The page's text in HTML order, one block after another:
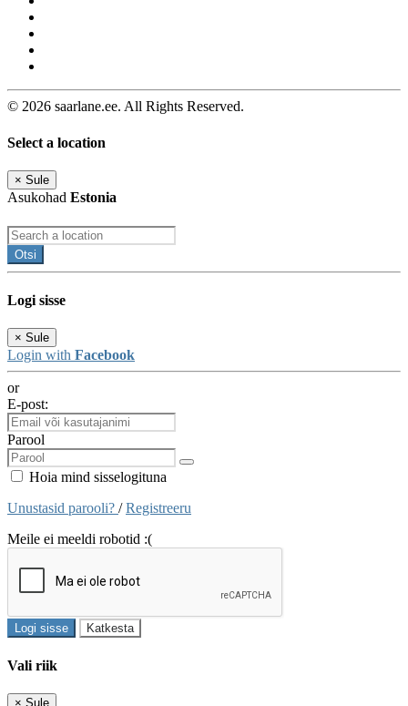
© 2026 saarlane.ee. All Rights Reserved.
Select a location
× Sule
Asukohad Estonia
Otsi
Logi sisse
× Sule
Login with Facebook
or
E-post:
Parool
Hoia mind sisselogituna
Unustasid parooli? /Registreeru
Meile ei meeldi robotid :(
Logi sisse Katkesta
Vali riik
× Sule